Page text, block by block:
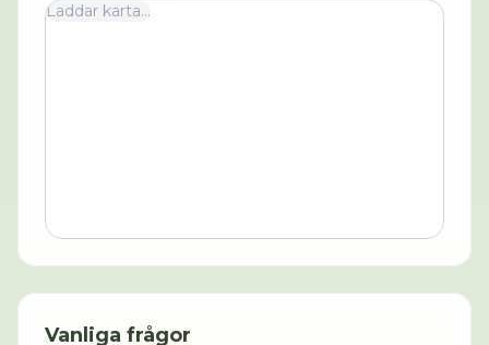
Laddar karta...
Vanliga frågor